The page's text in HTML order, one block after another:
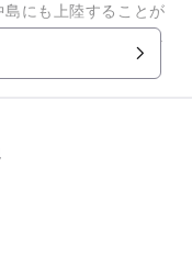
にも上陸することが
できるので、動物が